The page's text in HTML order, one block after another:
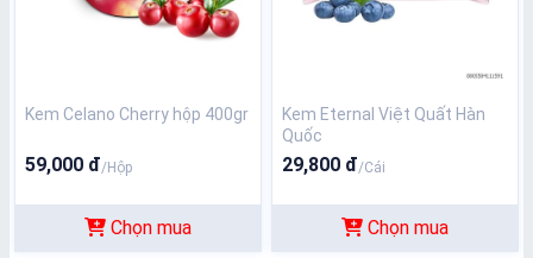
Kem Celano Cherry hộp 400gr
59,000 đ/Hộp
Chọn mua
Kem Eternal Việt Quất Hàn
Quốc
29,800 đ/Cái
Chọn mua